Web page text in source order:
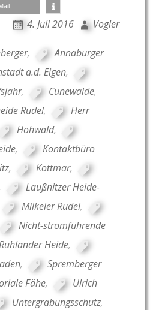
4. Juli 2016 Vogler
,
Annaburger
a.d. Eigen,
, Cunewalde,
Rudel,
Herr
Hohwald,
,
Kontaktbüro
, Kottmar,
Laußnitzer Heide-
Milkeler Rudel,
Nicht-stromführende
Heide,
,
Spremberger
Fähe,
Ulrich
Untergrabungsschutz,